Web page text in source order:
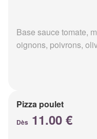
Base sauce tomate,
oignons, poivrons,
Pizza poulet
Dès 11.00 €